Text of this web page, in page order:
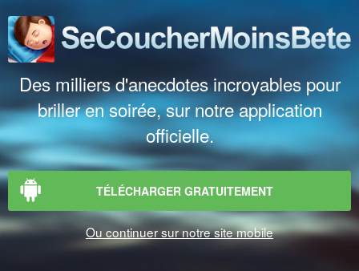
Des milliers d'anecdotes incroyables pour
briller en soirée, sur notre application
officielle.
TÉLÉCHARGER GRATUITEMENT
Ou continuer sur notre site mobile